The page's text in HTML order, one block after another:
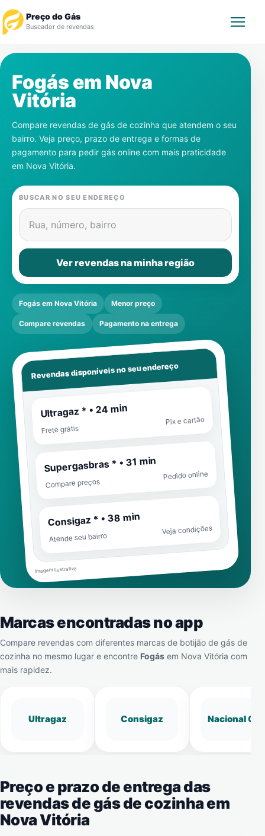
Preço do Gás
Buscador de revendas
Revendedor
Notícias
Cadastre-se
Gás
Contatos
Fogás em Nova
Vitória
Compare revendas de gás de cozinha que atendem o seu
bairro. Veja preço, prazo de entrega e formas de
pagamento para pedir gás online com mais praticidade
em Nova Vitória.
BUSCAR NO SEU ENDEREÇO
Rua, número, bairro
Ver revendas na minha região
Fogás em Nova Vitória Menor preço
Compare revendas Pagamento na entrega
Revendas disponíveis no seu endereço
Ultragaz * • 24 min
Frete grátis
Pix e cartão
Supergasbras * • 31 min
Compare preços
Pedido online
Consigaz * • 38 min
Atende seu bairro
Veja condições
Imagem ilustrativa
Marcas encontradas no app
Compare revendas com diferentes marcas de botijão de gás de
cozinha no mesmo lugar e encontre Fogás em Nova Vitória com
mais rapidez.
Ultragaz Consigaz Nacional Gás
Preço e prazo de entrega das
revendas de gás de cozinha em
Nova Vitória